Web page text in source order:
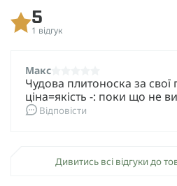
5
1 відгук
Макс
Чудова плитоноска за свої
ціна=якість -: поки що не
Відповісти
Дивитись всі відгуки до